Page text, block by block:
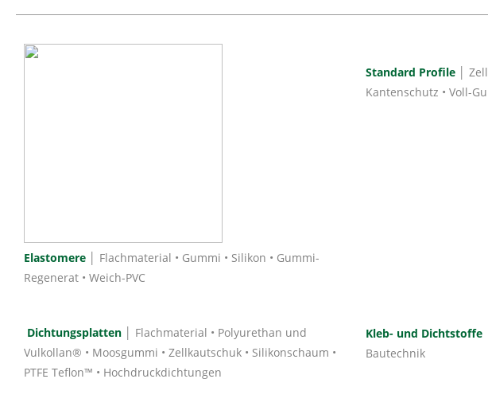
Elastomere
│ Flachmaterial • Gummi • Silikon • Gummi-
Regenerat • Weich-PVC
Standard Profile
│
Kantenschutz • Voll-
Dichtungsplatten
│ Flachmaterial • Polyurethan und
Vulkollan® • Moosgummi • Zellkautschuk • Silikonschaum •
PTFE Teflon™ • Hochdruckdichtungen
Kleb- und Dichtstoffe
Bautechnik